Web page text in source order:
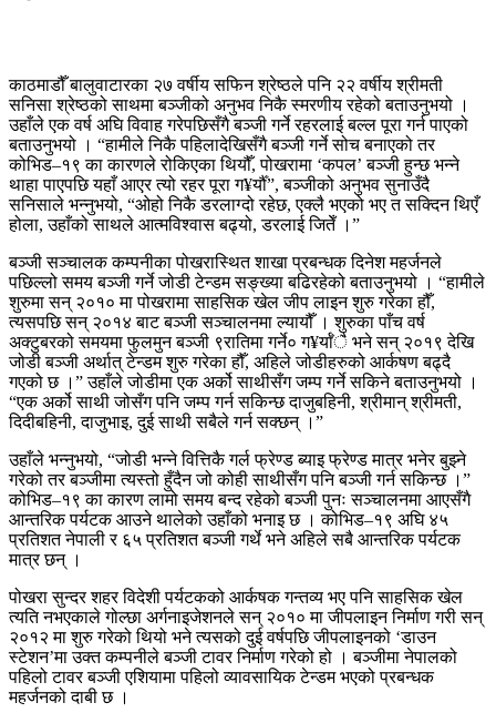
काठमाडौँ बालुवाटारका २७ वर्षीय सफिन श्रेष्ठले पनि २२ वर्षीय श्रीमती
सनिसा श्रेष्ठको साथमा बञ्जीको अनुभव निकै स्मरणीय रहेको बताउनुभयो ।
उहाँले एक वर्ष अघि विवाह गरेपछिसँगै बञ्जी गर्ने रहरलाई बल्ल पूरा गर्न पाएको
बताउनुभयो । “हामीले निकै पहिलादेखिसँगै बञ्जी गर्ने सोच बनाएको तर
कोभिड–१९ का कारणले रोकिएका थियौँ, पोखरामा ‘कपल’ बञ्जी हुन्छ भन्ने
थाहा पाएपछि यहाँ आएर त्यो रहर पूरा ग¥र्यौँ”, बञ्जीको अनुभव सुनाउँदै
सनिसाले भन्नुभयो, “ओहो निकै डरलाग्दो रहेछ, एक्लै भएको भए त सक्दिन थिएँ
होला, उहाँको साथले आत्मविश्वास बढ्यो, डरलाई जितेँ ।”
बञ्जी सञ्चालक कम्पनीका पोखरास्थित शाखा प्रबन्धक दिनेश महर्जनले
पछिल्लो समय बञ्जी गर्ने जोडी टेन्डम सङ्ख्या बढिरहेको बताउनुभयो । “हामीले
शुरुमा सन् २०१० मा पोखरामा साहसिक खेल जीप लाइन शुरु गरेका हौँ,
त्यसपछि सन् २०१४ बाट बञ्जी सञ्चालनमा ल्यायौँ । शुरुका पाँच वर्ष
अक्टुबरको समयमा फुलमुन बञ्जी ९रातिमा गर्ने० ग¥र्याँै भने सन् २०१९ देखि
जोडी बञ्जी अर्थात् टेन्डम शुरु गरेका हौँ, अहिले जोडीहरुको आर्कषण बढ्दै
गएको छ ।” उहाँले जोडीमा एक अर्को साथीसँग जम्प गर्ने सकिने बताउनुभयो ।
“एक अर्को साथी जोसँग पनि जम्प गर्न सकिन्छ दाजुबहिनी, श्रीमान् श्रीमती,
दिदीबहिनी, दाजुभाइ, दुई साथी सबैले गर्न सक्छन् ।”
उहाँले भन्नुभयो, “जोडी भन्ने वित्तिकै गर्ल फ्रेण्ड ब्याइ फ्रेण्ड मात्र भनेर बुझ्ने
गरेको तर बञ्जीमा त्यस्तो हुँदैन जो कोही साथीसँग पनि बञ्जी गर्न सकिन्छ ।”
कोभिड–१९ का कारण लामो समय बन्द रहेको बञ्जी पुनः सञ्चालनमा आएसँगै
आन्तरिक पर्यटक आउने थालेको उहाँको भनाइ छ । कोभिड–१९ अघि ४५
प्रतिशत नेपाली र ६५ प्रतिशत बञ्जी गर्थे भने अहिले सबै आन्तरिक पर्यटक
मात्र छन् ।
पोखरा सुन्दर शहर विदेशी पर्यटकको आर्कषक गन्तव्य भए पनि साहसिक खेल
त्यति नभएकाले गोल्छा अर्गनाइजेशनले सन् २०१० मा जीपलाइन निर्माण गरी सन्
२०१२ मा शुरु गरेको थियो भने त्यसको दुई वर्षपछि जीपलाइनको ‘डाउन
स्टेशन’मा उक्त कम्पनीले बञ्जी टावर निर्माण गरेको हो । बञ्जीमा नेपालको
पहिलो टावर बञ्जी एशियामा पहिलो व्यावसायिक टेन्डम भएको प्रबन्धक
महर्जनको दाबी छ ।